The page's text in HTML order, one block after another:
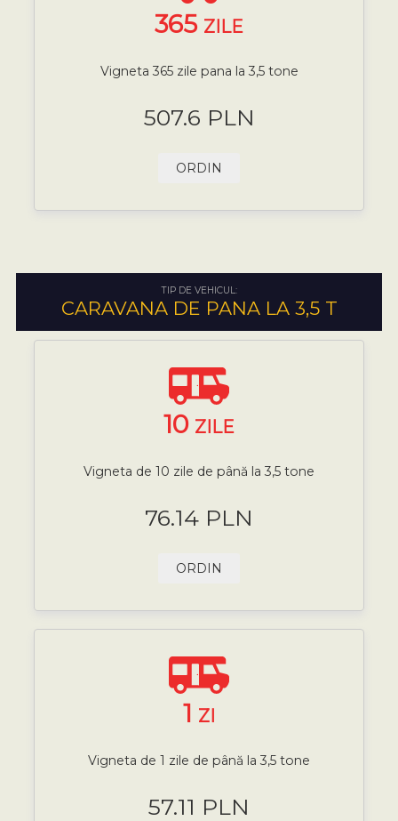
365 ZILE
Vigneta 365 zile pana la 3,5 tone
507.6 PLN
ORDIN
TIP DE VEHICUL:
CARAVANA DE PANA LA 3,5 T
10 ZILE
Vigneta de 10 zile de până la 3,5 tone
76.14 PLN
ORDIN
1 ZI
Vigneta de 1 zile de până la 3,5 tone
57.11 PLN